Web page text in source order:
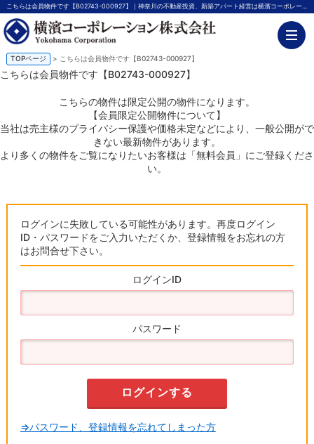
こちらは会員物件です【B02743-000927】｜神奈川の不動産投資、新築アパート経営は横濱コーポレーション
TOPページ > こちらは会員物件です【B02743-000927】
こちらは会員物件です【B02743-000927】
こちらの物件は限定公開の物件になります。
【会員限定公開物件について】
当社は売主様のプライバシー保護や価格未定などにより、一般公開がで
きない最新物件があります。
より多くの物件をご覧になりたいお客様は「無料会員」にご登録くださ
い。
ログインに失敗している可能性があります。再度ログイン
ID・パスワードをご入力いただくか、登録情報をお忘れの方
はお問合せ下さい。
ログインID
パスワード
⇒パスワード、登録情報を忘れてしまった方